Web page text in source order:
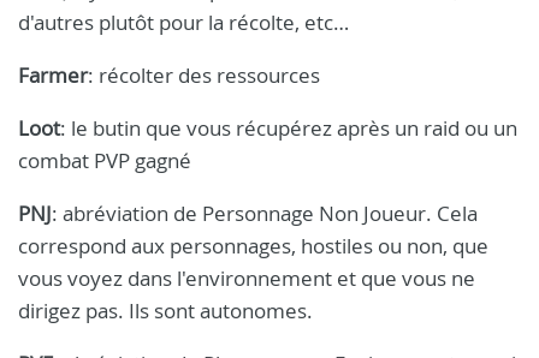
d'autres plutôt pour la récolte, etc…
Farmer: récolter des ressources
Loot: le butin que vous récupérez après un raid ou un
combat PVP gagné
PNJ: abréviation de Personnage Non Joueur. Cela
correspond aux personnages, hostiles ou non, que
vous voyez dans l'environnement et que vous ne
dirigez pas. Ils sont autonomes.